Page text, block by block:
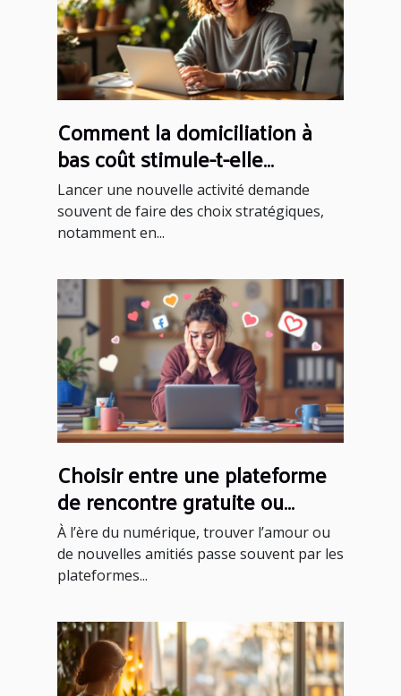
Comment la domiciliation à
bas coût stimule-t-elle
l'entrepreneuriat ?
Lancer une nouvelle activité demande
souvent de faire des choix stratégiques,
notamment en...
Choisir entre une plateforme
de rencontre gratuite ou
payante : critères et conseils
À l’ère du numérique, trouver l’amour ou
de nouvelles amitiés passe souvent par les
plateformes...